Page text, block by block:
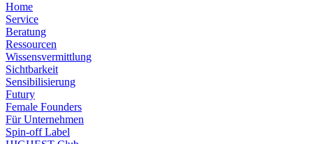
Home
Service
Beratung
Ressourcen
Wissensvermittlung
Sichtbarkeit
Sensibilisierung
Futury
Female Founders
Für Unternehmen
Spin-off Label